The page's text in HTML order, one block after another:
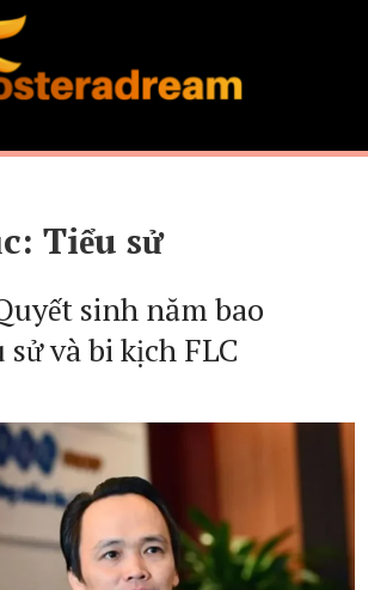
Tiểu sử
sinh năm bao
và bi kịch FLC